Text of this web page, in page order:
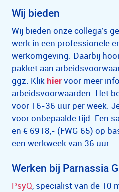
Wij bieden
Wij bieden onze collega’s
werk in een professionele
werkomgeving. Daarbij
pakket aan
ggz. Klikhiervoor meer
arbeidsvoorwaarden. Het
voor 16-36 uur per week.
voor onbepaalde tijd. Een
en € 6918,- (FWG 65) op
een werkweek van 36 uur.
Werken bij Parnassia
PsyQ, specialist van de 10